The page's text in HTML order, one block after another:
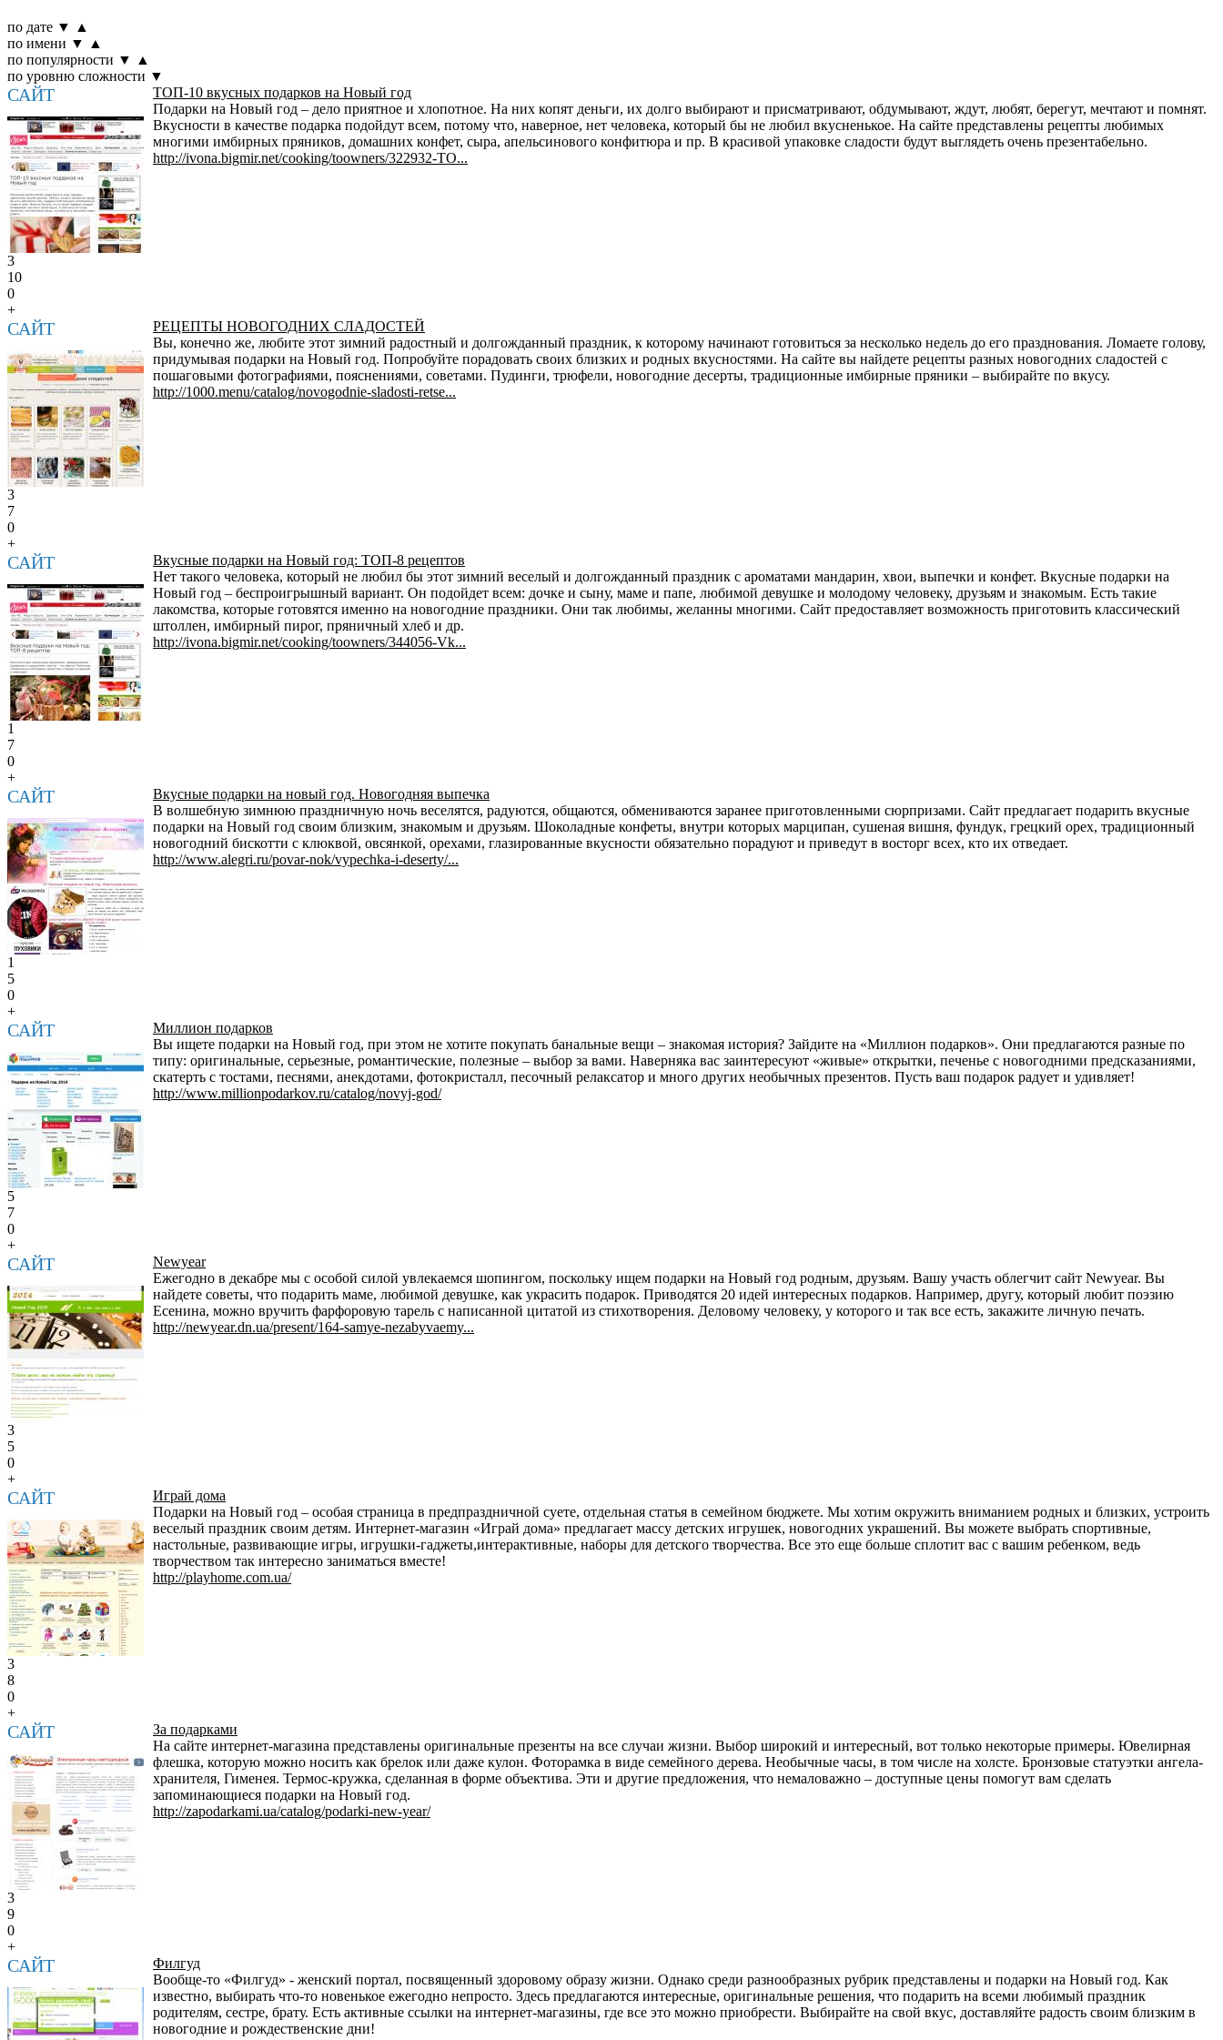
по дате ▼
▲
по имени ▼
▲
по популярности ▼
▲
по уровню сложности ▼
САЙТ
ТОП-10 вкусных подарков на Новый год
Подарки на Новый год – дело приятное и хлопотное. На них копят деньги, их долго выбирают и присматривают, обдумывают, ждут, любят, берегут, мечтают и помнят.
Вкусности в качестве подарка подойдут всем, потому что, наверное, нет человека, который бы не любил вкусненькое. На сайте представлены рецепты любимых
многими имбирных пряников, домашних конфет, сыра, апельсинового конфитюра и пр. В красивой упаковке сладости будут выглядеть очень презентабельно.
http://ivona.bigmir.net/cooking/toowners/322932-TO...
3
10
0
+
САЙТ
РЕЦЕПТЫ НОВОГОДНИХ СЛАДОСТЕЙ
Вы, конечно же, любите этот зимний радостный и долгожданный праздник, к которому начинают готовиться за несколько недель до его празднования. Ломаете голову,
придумывая подарки на Новый год. Попробуйте порадовать своих близких и родных вкусностями. На сайте вы найдете рецепты разных новогодних сладостей с
пошаговыми фотографиями, пояснениями, советами. Пудинги, трюфели, новогодние десерты, традиционные имбирные пряники – выбирайте по вкусу.
http://1000.menu/catalog/novogodnie-sladosti-retse...
3
7
0
+
САЙТ
Вкусные подарки на Новый год: ТОП-8 рецептов
Нет такого человека, который не любил бы этот зимний веселый и долгожданный праздник с ароматами мандарин, хвои, выпечки и конфет. Вкусные подарки на
Новый год – беспроигрышный вариант. Он подойдет всем: дочке и сыну, маме и папе, любимой девушке и молодому человеку, друзьям и знакомым. Есть такие
лакомства, которые готовятся именно на новогодние праздники. Они так любимы, желанны многими. Сайт предоставляет возможность приготовить классический
штоллен, имбирный пирог, пряничный хлеб и др.
http://ivona.bigmir.net/cooking/toowners/344056-Vk...
1
7
0
+
САЙТ
Вкусные подарки на новый год. Новогодняя выпечка
В волшебную зимнюю праздничную ночь веселятся, радуются, общаются, обмениваются заранее приготовленными сюрпризами. Сайт предлагает подарить вкусные
подарки на Новый год своим близким, знакомым и друзьям. Шоколадные конфеты, внутри которых марципан, сушеная вишня, фундук, грецкий орех, традиционный
новогодний бискотти с клюквой, овсянкой, орехами, глазированные вкусности обязательно порадуют и приведут в восторг всех, кто их отведает.
http://www.alegri.ru/povar-nok/vypechka-i-deserty/...
1
5
0
+
САЙТ
Миллион подарков
Вы ищете подарки на Новый год, при этом не хотите покупать банальные вещи – знакомая история? Зайдите на «Миллион подарков». Они предлагаются разные по
типу: оригинальные, серьезные, романтические, полезные – выбор за вами. Наверняка вас заинтересуют «живые» открытки, печенье с новогодними предсказаниями,
скатерть с тостами, песнями, анекдотами, фотокристалл, песочный релаксатор и много других необычных презентов. Пусть ваш подарок радует и удивляет!
http://www.millionpodarkov.ru/catalog/novyj-god/
5
7
0
+
САЙТ
Newyeаr
Ежегодно в декабре мы с особой силой увлекаемся шопингом, поскольку ищем подарки на Новый год родным, друзьям. Вашу участь облегчит сайт Newyeаr. Вы
найдете советы, что подарить маме, любимой девушке, как украсить подарок. Приводятся 20 идей интересных подарков. Например, другу, который любит поэзию
Есенина, можно вручить фарфоровую тарель с написанной цитатой из стихотворения. Деловому человеку, у которого и так все есть, закажите личную печать.
http://newyear.dn.ua/present/164-samye-nezabyvaemy...
3
5
0
+
САЙТ
Играй дома
Подарки на Новый год – особая страница в предпраздничной суете, отдельная статья в семейном бюджете. Мы хотим окружить вниманием родных и близких, устроить
веселый праздник своим детям. Интернет-магазин «Играй дома» предлагает массу детских игрушек, новогодних украшений. Вы можете выбрать спортивные,
настольные, развивающие игры, игрушки-гаджеты,интерактивные, наборы для детского творчества. Все это еще больше сплотит вас с вашим ребенком, ведь
творчеством так интересно заниматься вместе!
http://playhome.com.ua/
3
8
0
+
САЙТ
За подарками
На сайте интернет-магазина представлены оригинальные презенты на все случаи жизни. Выбор широкий и интересный, вот только некоторые примеры. Ювелирная
флешка, которую можно носить как брелок или даже кулон. Фоторамка в виде семейного дерева. Необычные часы, в том числе на холсте. Бронзовые статуэтки ангела-
хранителя, Гименея. Термос-кружка, сделанная в форме объектива. Эти и другие предложения, что немаловажно – доступные цены помогут вам сделать
запоминающиеся подарки на Новый год.
http://zapodarkami.ua/catalog/podarki-new-year/
3
9
0
+
САЙТ
Филгуд
Вообще-то «Филгуд» - женский портал, посвященный здоровому образу жизни. Однако среди разнообразных рубрик представлены и подарки на Новый год. Как
известно, выбирать что-то новенькое ежегодно непросто. Здесь предлагаются интересные, оригинальные решения, что подарить на всеми любимый праздник
родителям, сестре, брату. Есть активные ссылки на интернет-магазины, где все это можно приобрести. Выбирайте на свой вкус, доставляйте радость своим близким в
новогодние и рождественские дни!